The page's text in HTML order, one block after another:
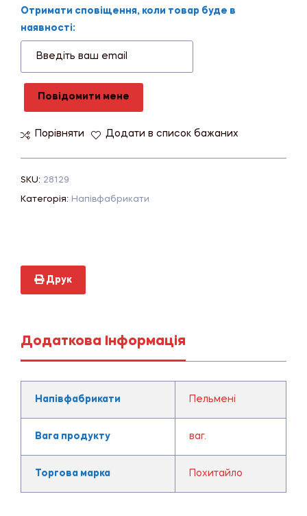
Отримати сповіщення, коли товар буде в
наявності:
Повідомити мене
Порівняти Додати в список бажаних
SKU: 28129
Категорія: Напівфабрикати
Друк
Додаткова Інформація
Напівфабрикати Пельмені
Вага продукту ваг.
Торгова марка Похитайло